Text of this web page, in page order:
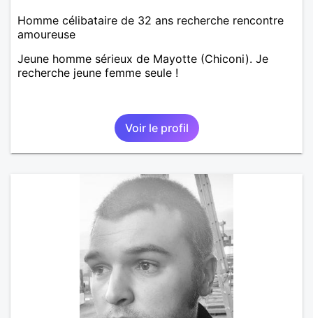
Homme célibataire de 32 ans recherche rencontre
amoureuse
Jeune homme sérieux de Mayotte (Chiconi). Je
recherche jeune femme seule !
Voir le profil